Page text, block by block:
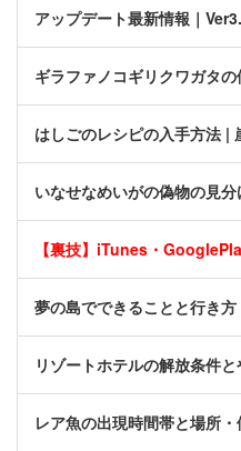
アップデート最新情報｜
ギラファノコギリクワガタ
はしごのレシピの入手方法 |
いなせなめいがの偽物の見
【裏技】iTunes・
夢の島でできることと行き方
リゾートホテルの解放条件
レア魚の出現時間帯と場所・